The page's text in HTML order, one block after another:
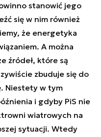
stanowić jego
się w nim również
że energetyka
A można
źródeł, które są
zbuduje się do
Niestety w tym
i gdyby PiS nie
wiatrowych na
sytuacji. Wtedy